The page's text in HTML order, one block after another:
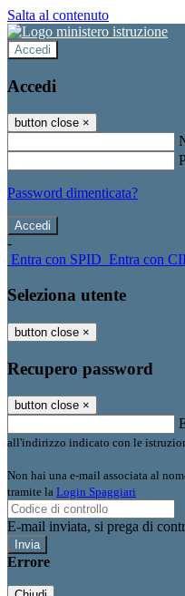
Salta al contenuto
Accedi
Accedi
button close ×
Password dimenticata?
-
Entra con SPID Entra con
Seleziona utente
button close ×
Recupero password
button close ×
all'indirizzo indicato con le
Non hai una e-mail associata al
tramite la Login Spaggiari
E-mail inviata, si prega di
Errore